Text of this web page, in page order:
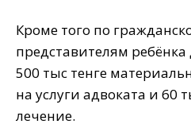
Кроме того по
представителям
500 тыс тенге
на услуги адвоката и 60
лечение.